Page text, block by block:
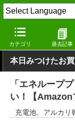
カテゴリ 過去記事
窓の杜 システム・
本日みつけたお
「エネループ
い！【Amazon
充電池、アルカリ